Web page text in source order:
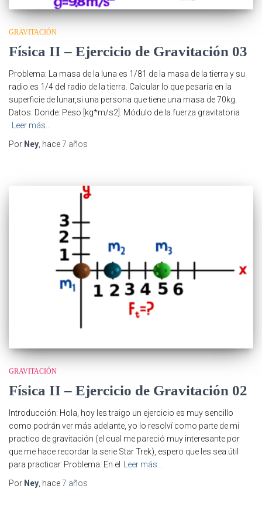
GRAVITACIÓN
Física II – Ejercicio de Gravitación 03
Problema: La masa de la luna es 1/81 de la masa de la tierra y su
radio es 1/4 del radio de la tierra. Calcular lo que pesaría en la
superficie de lunar,si una persona que tiene una masa de 70kg.
Datos: Donde: Peso [kg*m/s2]. Módulo de la fuerza gravitatoria
Leer más…
Por Ney , hace7 años
GRAVITACIÓN
Física II – Ejercicio de Gravitación 02
Introducción: Hola, hoy les traigo un ejercicio es muy sencillo
como podrán ver más adelante, yo lo resolví como parte de mi
practico de gravitación (el cual me pareció muy interesante por
que me hace recordar la serie Star Trek), espero que les sea útil
para practicar. Problema: En el Leer más…
Por Ney, hace7 años